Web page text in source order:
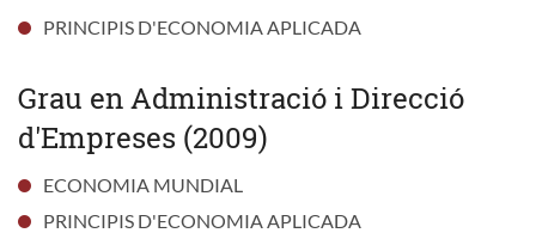
PRINCIPIS D'ECONOMIA APLICADA
Grau en Administració i Direcció
d'Empreses (2009)
ECONOMIA MUNDIAL
PRINCIPIS D'ECONOMIA APLICADA